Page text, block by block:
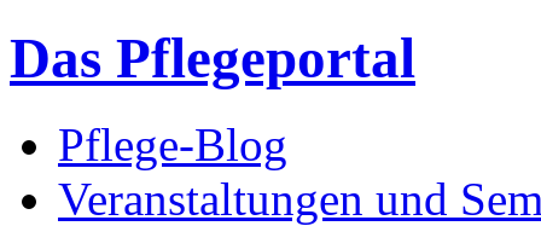
Das Pflegeportal
Pflege-Blog
Veranstaltungen und